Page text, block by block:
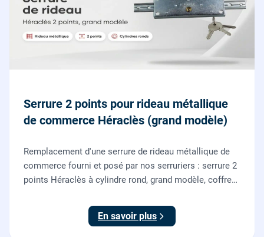
Serrure 2 points pour rideau métallique
de commerce Héraclès (grand modèle)
Remplacement d'une serrure de rideau métallique de
commerce fourni et posé par nos serruriers : serrure 2
points Héraclès à cylindre rond, grand modèle, coffre
des deux points de verrouillage.
En savoir plus